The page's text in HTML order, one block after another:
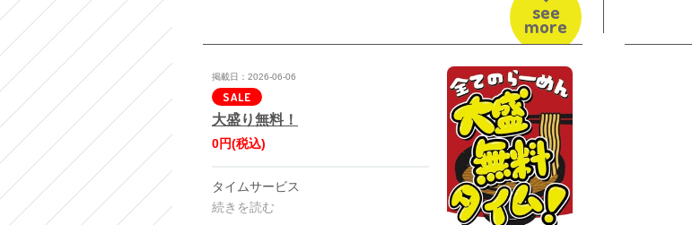
see
more
掲載日：2026-06-06
SALE
大盛り無料！
0円(税込)
タイムサービス
続きを読む